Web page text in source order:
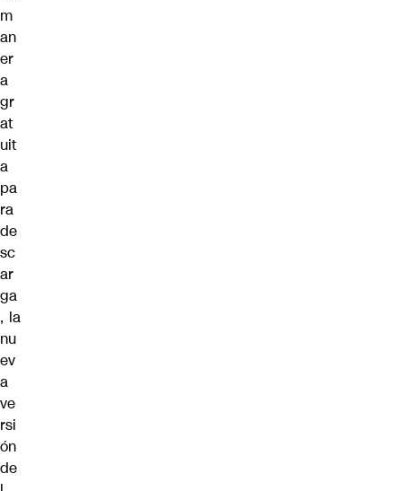
m
an
er
a
gr
at
uit
a
pa
ra
de
sc
ar
ga
, la
nu
ev
a
ve
rsi
ón
de